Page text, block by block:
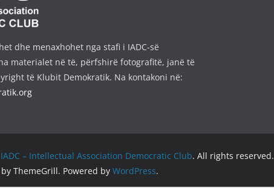
dhe menaxhohet nga stafi i IADC-së
materialet në të, përfshirë fotografitë, janë të
të Klubit Demokratik. Na kontakoni në:
IADC – Intellectual Association Democratic Club. All rights reserved.
by ThemeGrill. Powered by WordPress.